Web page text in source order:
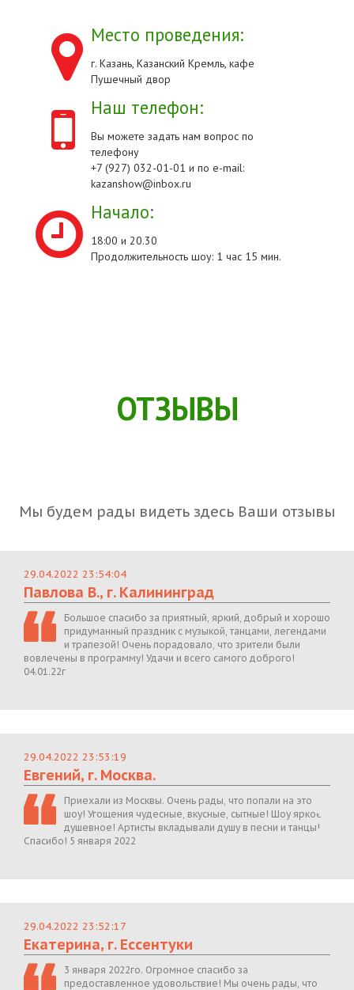
Место проведения:
г. Казань, Казанский Кремль, кафе
Пушечный двор
Наш телефон:
Вы можете задать нам вопрос по
телефону
+7 (927) 032-01-01 и по e-mail:
kazanshow@inbox.ru
Начало:
18:00 и 20.30
Продолжительность шоу: 1 час 15 мин.
ОТЗЫВЫ
Мы будем рады видеть здесь Ваши отзывы
29.04.2022 23:54:04
Павлова В., г. Калининград
Большое спасибо за приятный, яркий, добрый и хорошо
придуманный праздник с музыкой, танцами, легендами
и трапезой! Очень порадовало, что зрители были
вовлечены в программу! Удачи и всего самого доброго!
04.01.22г
29.04.2022 23:53:19
Евгений, г. Москва.
Приехали из Москвы. Очень рады, что попали на это
шоу! Угощения чудесные, вкусные, сытные! Шоу яркое,
душевное! Артисты вкладывали душу в песни и танцы!
Спасибо! 5 января 2022
29.04.2022 23:52:17
Екатерина, г. Ессентуки
3 января 2022го. Огромное спасибо за
предоставленное удовольствие! Мы очень рады, что